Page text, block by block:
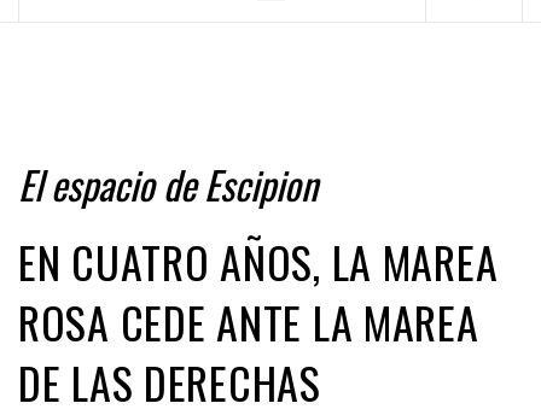
El espacio de Escipion
EN CUATRO AÑOS, LA MAREA
ROSA CEDE ANTE LA MAREA
DE LAS DERECHAS